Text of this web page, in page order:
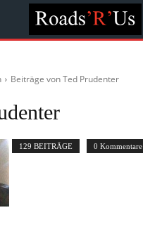
Beiträge von Ted Prudenter
129 BEITRÄGE 0 Kommentare